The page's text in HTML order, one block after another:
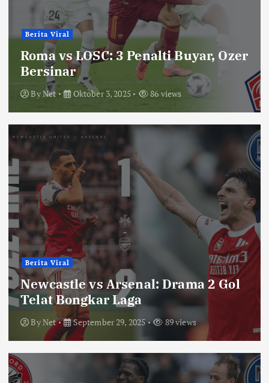
Berita Viral
Roma vs LOSC: 3 Penalti Buyar, Ozer
Bersinar
ByNet Oktober 3, 2025 86 views
Berita Viral
Newcastle vs Arsenal: Drama 2 Gol
Telat Bongkar Laga
ByNet September 29, 2025 89 views